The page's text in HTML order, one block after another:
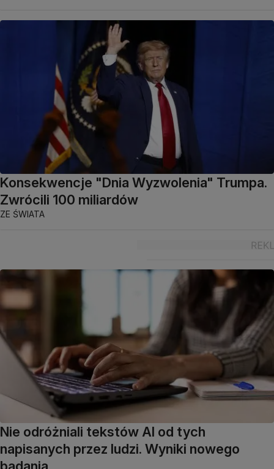
Konsekwencje "Dnia Wyzwolenia" Trumpa.
Zwrócili 100 miliardów
ZE ŚWIATA
Nie odróżniali tekstów AI od tych
napisanych przez ludzi. Wyniki nowego